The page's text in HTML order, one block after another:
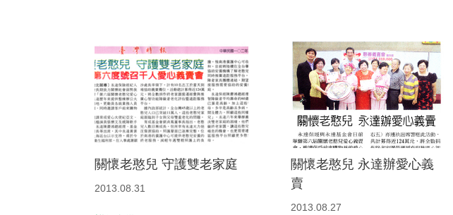
關懷老憨兒 守護雙老家庭
2013.08.31
關懷老憨兒 永達辦愛心義
賣
2013.08.27